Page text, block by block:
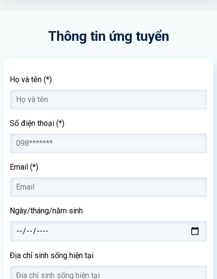
Thông tin ứng tuyển
Họ và tên (*)
Số điện thoại (*)
Email (*)
Ngày/tháng/năm sinh
Địa chỉ sinh sống hiện tại